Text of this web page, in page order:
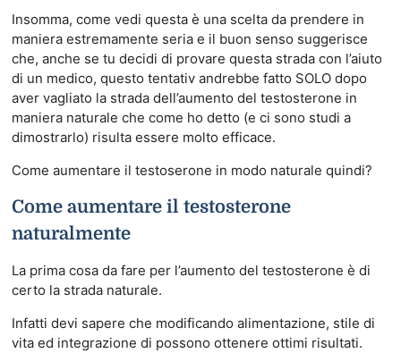
Insomma, come vedi questa è una scelta da prendere in
maniera estremamente seria e il buon senso suggerisce
che, anche se tu decidi di provare questa strada con l’aiuto
di un medico, questo tentativ andrebbe fatto SOLO dopo
aver vagliato la strada dell’aumento del testosterone in
maniera naturale che come ho detto (e ci sono studi a
dimostrarlo) risulta essere molto efficace.
Come aumentare il testoserone in modo naturale quindi?
Come aumentare il testosterone
naturalmente
La prima cosa da fare per l’aumento del testosterone è di
certo la strada naturale.
Infatti devi sapere che modificando alimentazione, stile di
vita ed integrazione di possono ottenere ottimi risultati.